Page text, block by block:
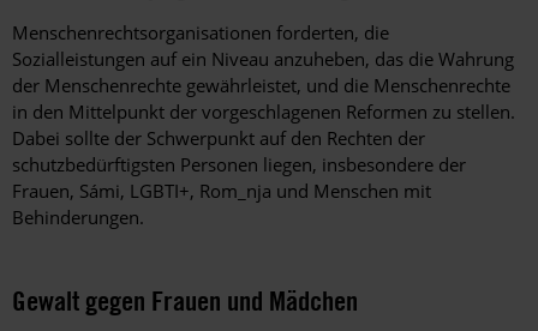
Menschenrechtsorganisationen forderten, die
Sozialleistungen auf ein Niveau anzuheben, das die Wahrung
der Menschenrechte gewährleistet, und die Menschenrechte
in den Mittelpunkt der vorgeschlagenen Reformen zu stellen.
Dabei sollte der Schwerpunkt auf den Rechten der
schutzbedürftigsten Personen liegen, insbesondere der
Frauen, Sámi, LGBTI+, Rom_nja und Menschen mit
Behinderungen.
Gewalt gegen Frauen und Mädchen